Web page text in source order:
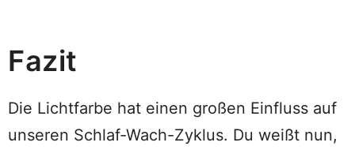
Fazit
Die Lichtfarbe hat einen großen Einfluss auf
unseren Schlaf-Wach-Zyklus. Du weißt nun,